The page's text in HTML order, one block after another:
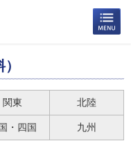
関東 北陸
・四国 九州